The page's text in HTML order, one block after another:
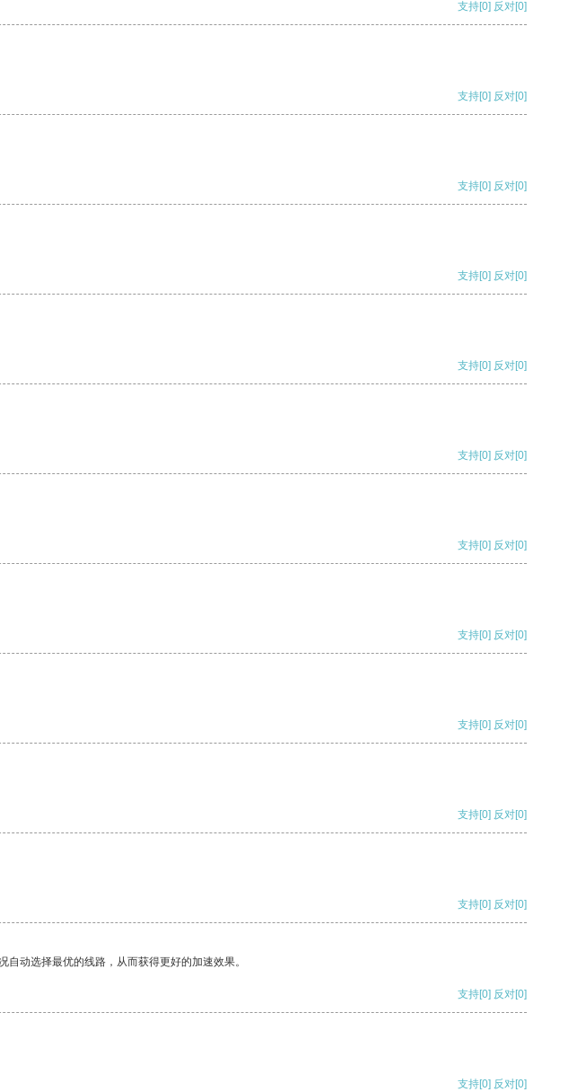
支持[0] 反对[0]
支持[0] 反对[0]
支持[0] 反对[0]
支持[0] 反对[0]
支持[0] 反对[0]
支持[0] 反对[0]
支持[0] 反对[0]
支持[0] 反对[0]
支持[0] 反对[0]
支持[0] 反对[0]
支持[0] 反对[0]
动选择最优的线路，从而获得更好的加速效果。
支持[0] 反对[0]
支持[0] 反对[0]